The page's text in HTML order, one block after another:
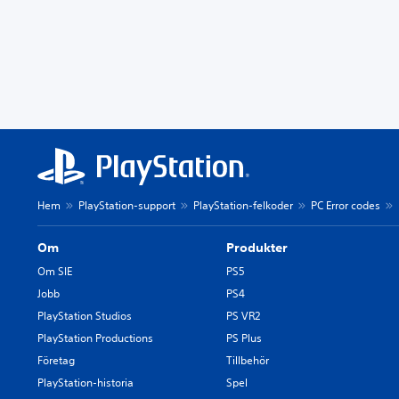
Hem PlayStation-support PlayStation-felkoder PC Error codes
Om
Om SIE
Jobb
PlayStation Studios
PlayStation Productions
Företag
PlayStation-historia
Produkter
PS5
PS4
PS VR2
PS Plus
Tillbehör
Spel